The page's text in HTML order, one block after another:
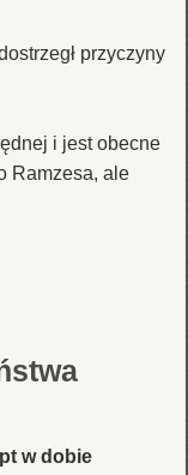
przyczyny
i jest obecne
Ramzesa, ale
w dobie